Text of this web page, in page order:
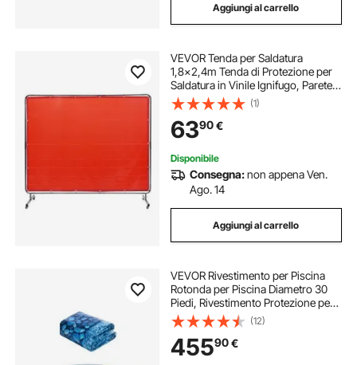
Aggiungi al carrello
VEVOR Tenda per Saldatura
1,8x2,4m Tenda di Protezione per
Saldatura in Vinile Ignifugo, Parete
di Protezione per Saldatura con 4
Ruote Girevoli Coperta per
Saldatura con Protezione UV
Colore Rosso
(1)
6390€
Disponibile
Consegna:non appena Ven.
Ago. 14
Aggiungi al carrello
VEVOR Rivestimento per Piscina
Rotonda per Piscina Diametro 30
Piedi, Rivestimento Protezione per
Pareti di Piscine Fuori Terra 54
Pollici Stile Sovrapposto,
Rivestimento Piscina in Materiale
Vinile
(12)
45590€